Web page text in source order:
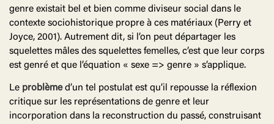
genre existait bel et bien comme diviseur social dans le
contexte sociohistorique propre à ces matériaux (Perry et
Joyce, 2001). Autrement dit, si l’on peut départager les
squelettes mâles des squelettes femelles, c’est que leur corps
est genré et que l’équation « sexe => genre » s’applique.
Le problèmed’un tel postulat est qu’il repousse la réflexion
critique sur les représentations de genre et leur
incorporation dans la reconstruction du passé, construisant